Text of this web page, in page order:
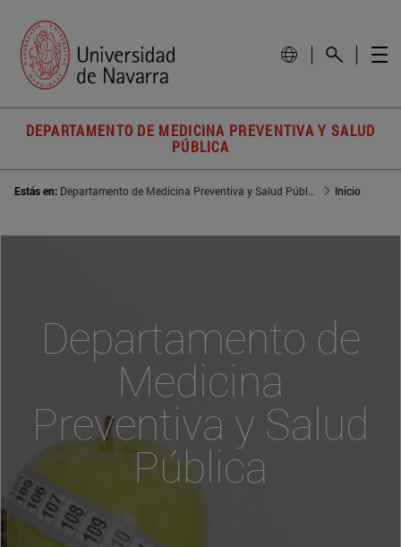
DEPARTAMENTO DE MEDICINA PREVENTIVA Y SALUD
PÚBLICA
Estás en: Inicio
Departamento de
Medicina
Preventiva y Salud
Pública